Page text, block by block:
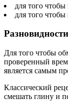
для того
для того
Для того чтобы
проверенный
является самым
Классический
смешать глину и